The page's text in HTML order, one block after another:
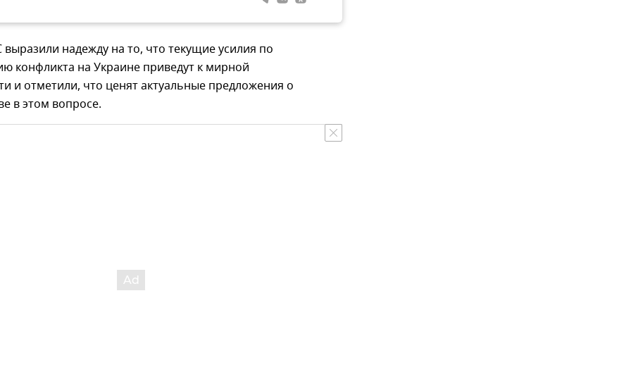
надежду на то, что текущие усилия по
конфликта на Украине приведут к мирной
и отметили, что ценят актуальные предложения о
в этом вопросе.